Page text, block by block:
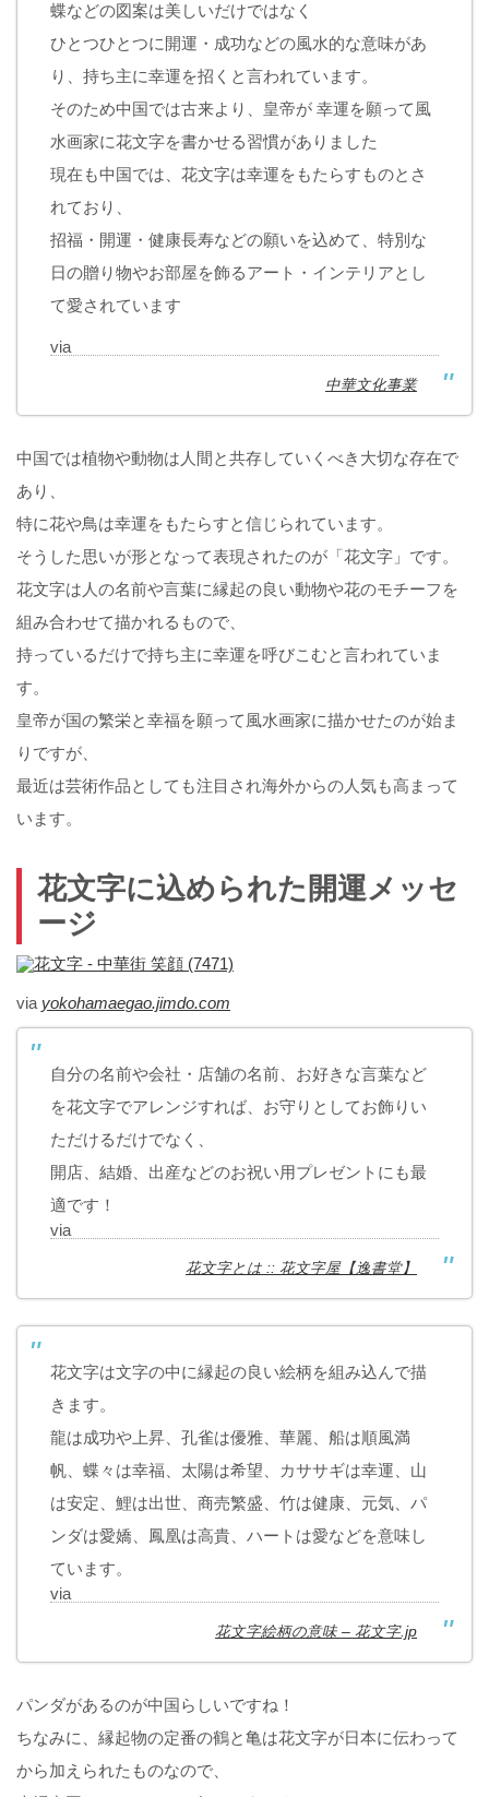
蝶などの図案は美しいだけではなく
ひとつひとつに開運・成功などの風水的な意味があ
り、持ち主に幸運を招くと言われています。
そのため中国では古来より、皇帝が 幸運を願って風
水画家に花文字を書かせる習慣がありました
現在も中国では、花文字は幸運をもたらすものとさ
れており、
招福・開運・健康長寿などの願いを込めて、特別な
日の贈り物やお部屋を飾るアート・インテリアとし
て愛されています
via
中華文化事業
中国では植物や動物は人間と共存していくべき大切な存在で
あり、
特に花や鳥は幸運をもたらすと信じられています。
そうした思いが形となって表現されたのが「花文字」です。
花文字は人の名前や言葉に縁起の良い動物や花のモチーフを
組み合わせて描かれるもので、
持っているだけで持ち主に幸運を呼びこむと言われていま
す。
皇帝が国の繁栄と幸福を願って風水画家に描かせたのが始ま
りですが、
最近は芸術作品としても注目され海外からの人気も高まって
います。
花文字に込められた開運メッセ
ージ
via yokohamaegao.jimdo.com
自分の名前や会社・店舗の名前、お好きな言葉など
を花文字でアレンジすれば、お守りとしてお飾りい
ただけるだけでなく、
開店、結婚、出産などのお祝い用プレゼントにも最
適です！
via
花文字とは :: 花文字屋【逸書堂】
花文字は文字の中に縁起の良い絵柄を組み込んで描
きます。
龍は成功や上昇、孔雀は優雅、華麗、船は順風満
帆、蝶々は幸福、太陽は希望、カササギは幸運、山
は安定、鯉は出世、商売繁盛、竹は健康、元気、パ
ンダは愛嬌、鳳凰は高貴、ハートは愛などを意味し
ています。
via
花文字絵柄の意味 – 花文字.jp
パンダがあるのが中国らしいですね！
ちなみに、縁起物の定番の鶴と亀は花文字が日本に伝わって
から加えられたものなので、